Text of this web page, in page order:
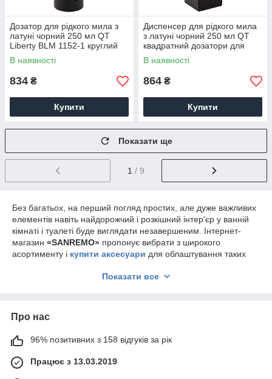
Дозатор для рідкого мила з
латуні чорний 250 мл QT
Liberty BLM 1152-1 круглий
дозатор для рідкого мила
В наявності
834 ₴
Купити
Диспенсер для рідкого мила
з латуні чорний 250 мл QT
квадратний дозатори для
рідкого мила
В наявності
864 ₴
Купити
Показати ще
1 / 9
Без багатьох, на перший погляд простих, але дуже важливих
елементів навіть найдорожчий і розкішний інтер'єр у ванній
кімнаті і туалеті буде виглядати незавершеним. Інтернет-
магазин «SANREMO» пропонує вибрати з широкого
асортименту і купити аксесуари для облаштування таких
функціональності і естетичному оформленню. За доступними
Вибір на будь-який смак
Менеджери компанії постаралися врахувати найбільш
актуальні запити споживчого ринку, щоб кожен відвідувач
нашого магазину мав можливість знайти необхідні
для установки в своєму будинку або квартирі. Постійний
Показати все
Про нас
96% позитивних з 158 відгуків за рік
Працює з 13.03.2019